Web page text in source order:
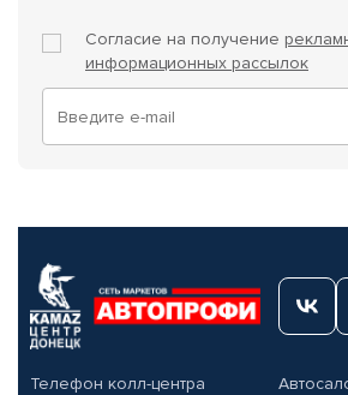
Согласие на получение
информационных рассылок
Телефон колл-центра